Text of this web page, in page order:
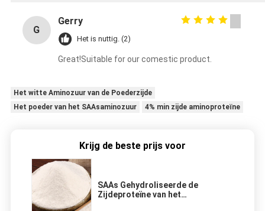
G
Gerry
Het is nuttig. (2)
Great!Suitable for our comestic product.
Het witte Aminozuur van de Poederzijde
Het poeder van het SAAsaminozuur
4% min zijde aminoproteïne
Krijg de beste prijs voor
SAAs Gehydroliseerde de
Zijdeproteïne van het